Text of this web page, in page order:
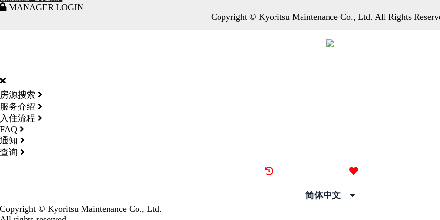
MANAGER LOGIN
Copyright © Kyoritsu Maintenance Co., Ltd. All Rights
房源搜索
服务介绍
入住流程
FAQ
通知
查询
简体中文
Copyright © Kyoritsu Maintenance Co., Ltd.